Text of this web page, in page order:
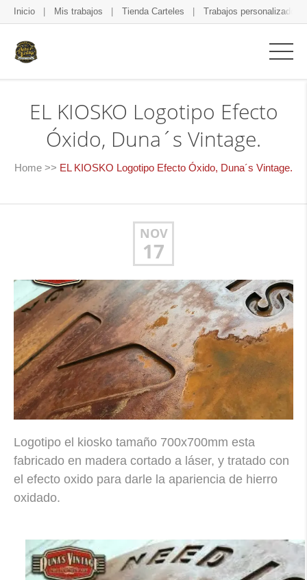
Inicio Mis trabajos Tienda Carteles Trabajos personalizados
EL KIOSKO Logotipo Efecto
Óxido, Duna´s Vintage.
Home >> EL KIOSKO Logotipo Efecto Óxido, Duna´s Vintage.
NOV
17
Logotipo el kiosko tamaño 700x700mm esta
fabricado en madera cortado a láser, y tratado con
el efecto oxido para darle la apariencia de hierro
oxidado.